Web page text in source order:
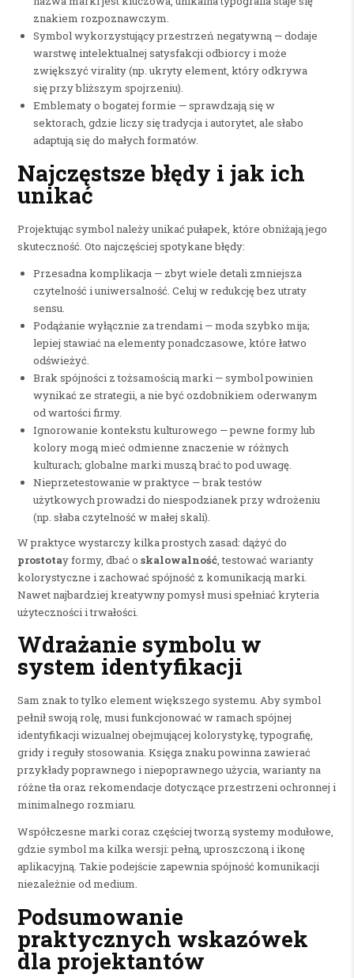
znakiem rozpoznawczym.
Symbol wykorzystujący przestrzeń negatywną — dodaje
warstwę intelektualnej satysfakcji odbiorcy i może
zwiększyć virality (np. ukryty element, który odkrywa
się przy bliższym spojrzeniu).
Emblematy o bogatej formie — sprawdzają się w
sektorach, gdzie liczy się tradycja i autorytet, ale słabo
adaptują się do małych formatów.
Najczęstsze błędy i jak ich
unikać
Projektując symbol należy unikać pułapek, które obniżają jego
skuteczność. Oto najczęściej spotykane błędy:
Przesadna komplikacja — zbyt wiele detali zmniejsza
czytelność i uniwersalność. Celuj w redukcję bez utraty
sensu.
Podążanie wyłącznie za trendami — moda szybko mija;
lepiej stawiać na elementy ponadczasowe, które łatwo
odświeżyć.
Brak spójności z tożsamością marki — symbol powinien
wynikać ze strategii, a nie być ozdobnikiem oderwanym
od wartości firmy.
Ignorowanie kontekstu kulturowego — pewne formy lub
kolory mogą mieć odmienne znaczenie w różnych
kulturach; globalne marki muszą brać to pod uwagę.
Nieprzetestowanie w praktyce — brak testów
użytkowych prowadzi do niespodzianek przy wdrożeniu
(np. słaba czytelność w małej skali).
W praktyce wystarczy kilka prostych zasad: dążyć do
prostotay formy, dbać o skalowalność, testować warianty
kolorystyczne i zachować spójność z komunikacją marki.
Nawet najbardziej kreatywny pomysł musi spełniać kryteria
użyteczności i trwałości.
Wdrażanie symbolu w
system identyfikacji
Sam znak to tylko element większego systemu. Aby symbol
pełnił swoją rolę, musi funkcjonować w ramach spójnej
identyfikacji wizualnej obejmującej kolorystykę, typografię,
gridy i reguły stosowania. Księga znaku powinna zawierać
przykłady poprawnego i niepoprawnego użycia, warianty na
różne tła oraz rekomendacje dotyczące przestrzeni ochronnej i
minimalnego rozmiaru.
Współczesne marki coraz częściej tworzą systemy modułowe,
gdzie symbol ma kilka wersji: pełną, uproszczoną i ikonę
aplikacyjną. Takie podejście zapewnia spójność komunikacji
niezależnie od medium.
Podsumowanie
praktycznych wskazówek
dla projektantów